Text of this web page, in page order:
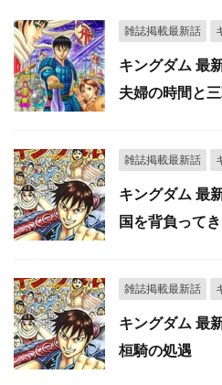
雑誌掲載最新話
キングダム 最
夫婦の時間と
雑誌掲載最新話
キングダム 最
国を背負って
雑誌掲載最新話
キングダム 最
桓騎の処遇